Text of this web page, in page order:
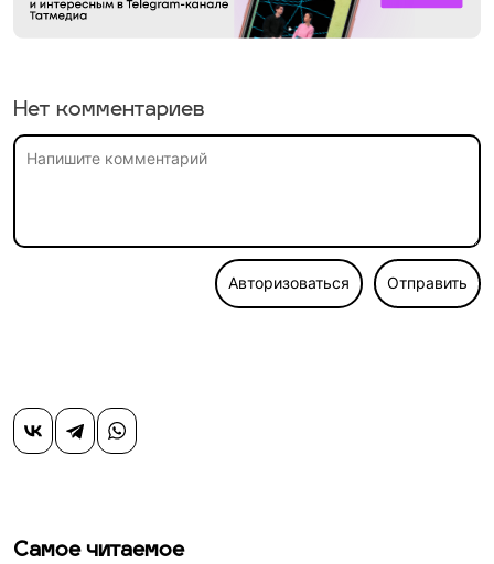
Нет комментариев
Авторизоваться Отправить
Самое читаемое